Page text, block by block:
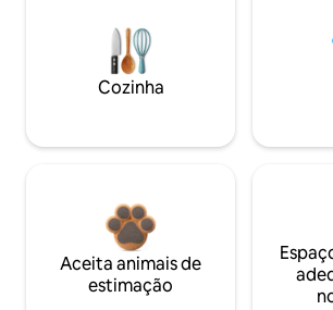
Cozinha
Aceita animais de
estimação